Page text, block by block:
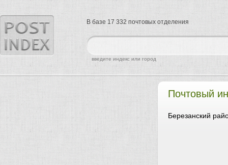
Почтовый
Березанский
найти
введите индекс или город
В базе 17 332 почтовых отделения